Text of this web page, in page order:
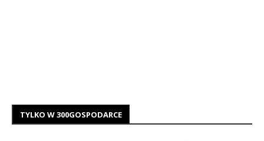
TYLKO W 300GOSPODARCE